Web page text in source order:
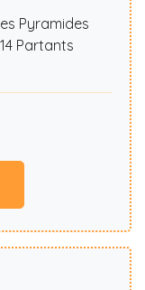
Pyramides
14 Partants